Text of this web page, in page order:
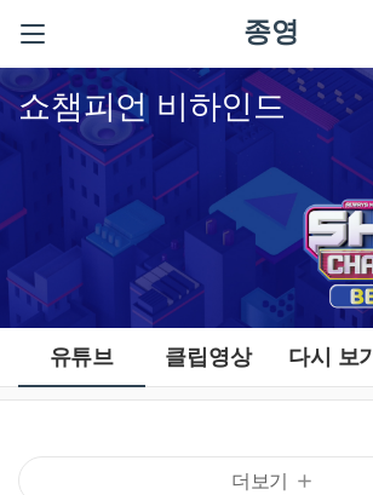
종영
쇼챔피언 비하인드
유튜브 클립영상 다시 보기
더보기